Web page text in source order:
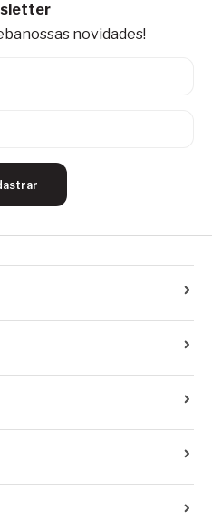
nossas novidades!